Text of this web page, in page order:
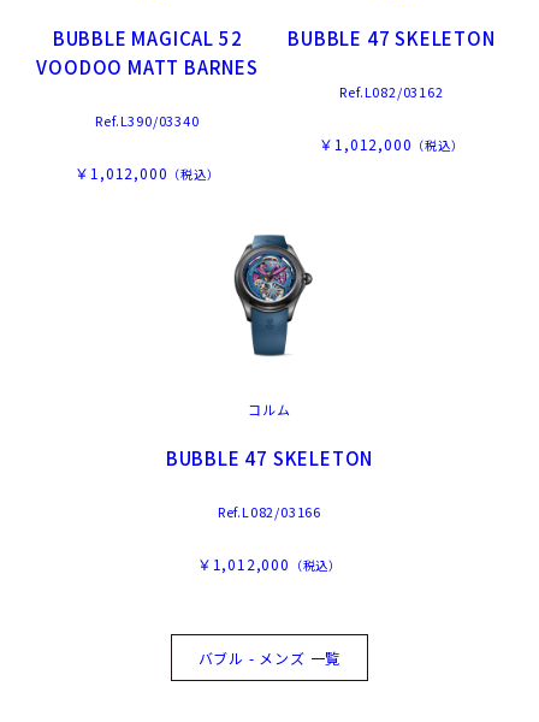
BUBBLE MAGICAL 52
VOODOO MATT BARNES
Ref.L390/03340
￥1,012,000 （税込）
BUBBLE 47 SKELETON
Ref.L082/03162
￥1,012,000 （税込）
コルム
BUBBLE 47 SKELETON
Ref.L082/03166
￥1,012,000 （税込）
バブル - メンズ 一覧